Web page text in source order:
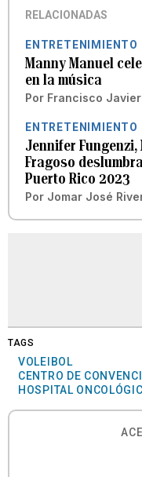
RELACIONADAS
ENTRETENIMIENTO
Manny Manuel
en la música
Por Francisco Javier
ENTRETENIMIENTO
Jennifer
Fragoso
Puerto Rico 2023
Por Jomar José
TAGS
VOLEIBOL
CENTRO DE
HOSPITAL